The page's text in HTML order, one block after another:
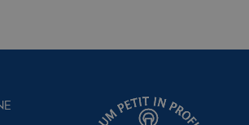
PHP.net